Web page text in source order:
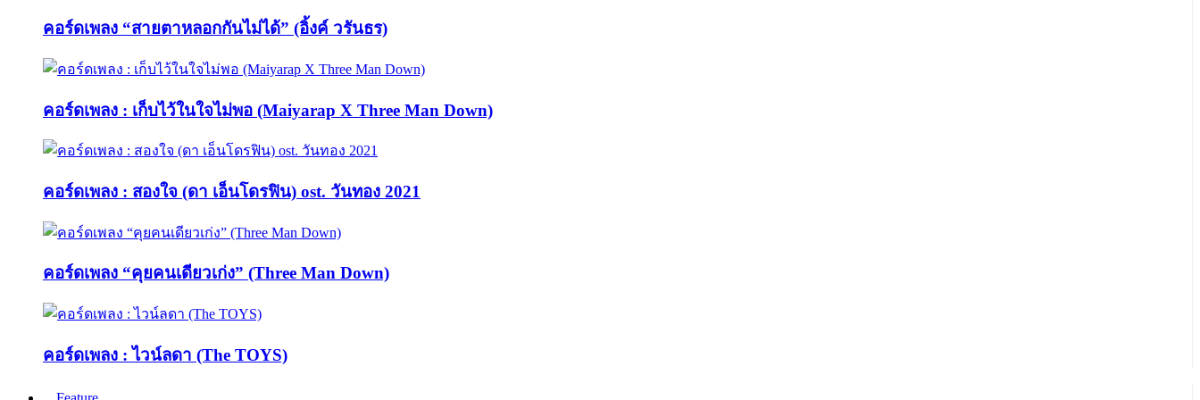
คอร์ดเพลง “สายตาหลอกกันไม่ได้” (อิ้งค์ วรันธร)
คอร์ดเพลง : เก็บไว้ในใจไม่พอ (Maiyarap X Three Man Down)
คอร์ดเพลง : สองใจ (ดา เอ็นโดรฟิน) ost. วันทอง 2021
คอร์ดเพลง “คุยคนเดียวเก่ง” (Three Man Down)
คอร์ดเพลง : ไวน์ลดา (The TOYS)